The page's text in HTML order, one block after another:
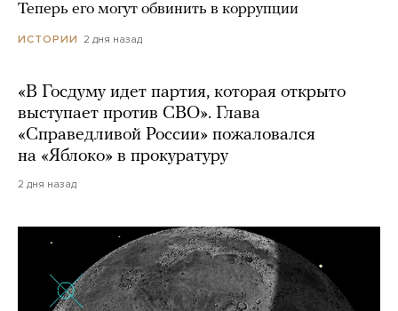
Теперь его могут обвинить в коррупции
ИСТОРИИ 2 дня назад
«В Госдуму идет партия, которая открыто
выступает против СВО». Глава
«Справедливой России» пожаловался
на «Яблоко» в прокуратуру
2 дня назад